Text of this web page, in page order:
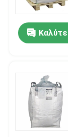
Σπίτι
Περίπου εμείς
Γύρος